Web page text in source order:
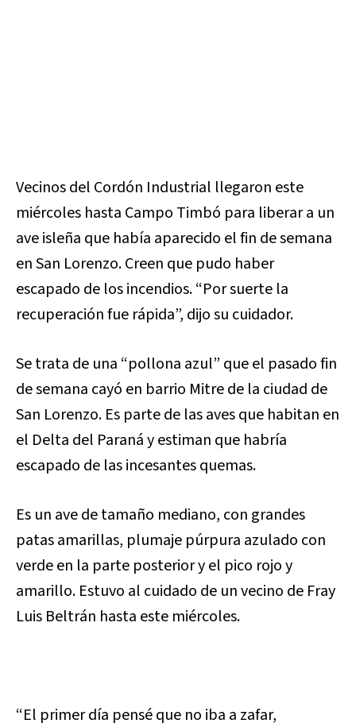
Vecinos del Cordón Industrial llegaron este
miércoles hasta Campo Timbó para liberar a un
ave isleña que había aparecido el fin de semana
en San Lorenzo. Creen que pudo haber
escapado de los incendios. “Por suerte la
recuperación fue rápida”, dijo su cuidador.
Se trata de una “pollona azul” que el pasado fin
de semana cayó en barrio Mitre de la ciudad de
San Lorenzo. Es parte de las aves que habitan en
el Delta del Paraná y estiman que habría
escapado de las incesantes quemas.
Es un ave de tamaño mediano, con grandes
patas amarillas, plumaje púrpura azulado con
verde en la parte posterior y el pico rojo y
amarillo. Estuvo al cuidado de un vecino de Fray
Luis Beltrán hasta este miércoles.
“El primer día pensé que no iba a zafar,